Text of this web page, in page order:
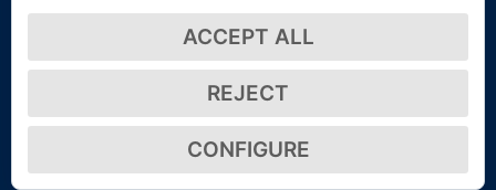
Contacte i subscripció a la Newsletter
Política de privacitat
© 2026 Real Academia Europea de Doctores
ACCEPT ALL
REJECT
CONFIGURE